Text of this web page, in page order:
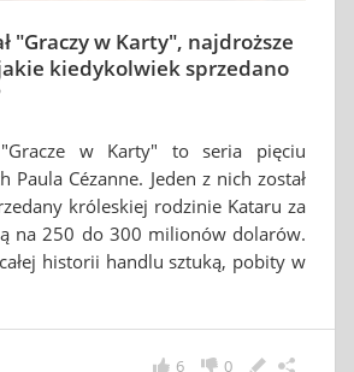
"Graczy w Karty", najdroższe
kiedykolwiek sprzedano
"Gracze w Karty" to seria pięciu
Paula Cézanne. Jeden z nich został
króleskiej rodzinie Kataru za
na 250 do 300 milionów dolarów.
historii handlu sztuką, pobity w
0
6